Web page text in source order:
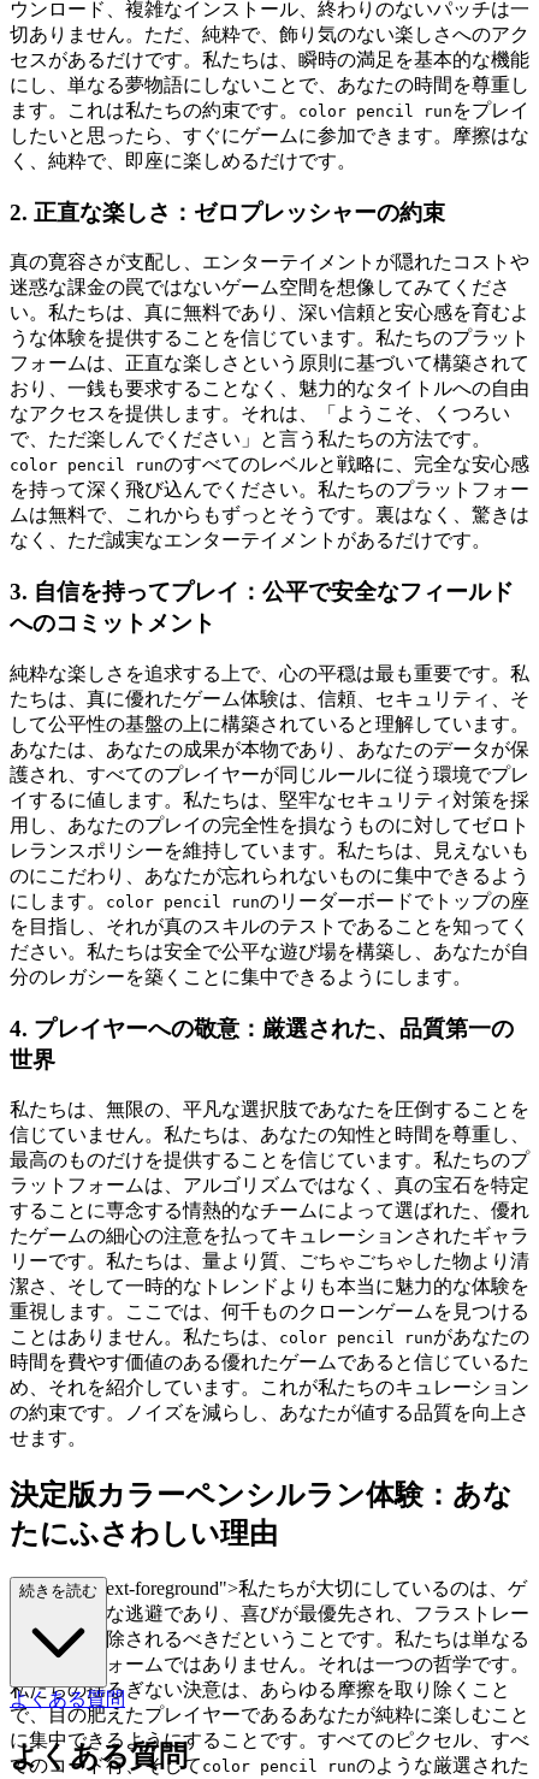
ウンロード、複雑なインストール、終わりのないパッチは一
切ありません。ただ、純粋で、飾り気のない楽しさへのアク
セスがあるだけです。私たちは、瞬時の満足を基本的な機能
にし、単なる夢物語にしないことで、あなたの時間を尊重し
ます。これは私たちの約束です。
color pencil run をプレイ
したいと思ったら、すぐにゲームに参加できます。摩擦はな
く、純粋で、即座に楽しめるだけです。
2. 正直な楽しさ：ゼロプレッシャーの約束
真の寛容さが支配し、エンターテイメントが隠れたコストや
迷惑な課金の罠ではないゲーム空間を想像してみてくださ
い。私たちは、真に無料であり、深い信頼と安心感を育むよ
うな体験を提供することを信じています。私たちのプラット
フォームは、正直な楽しさという原則に基づいて構築されて
おり、一銭も要求することなく、魅力的なタイトルへの自由
なアクセスを提供します。それは、「ようこそ、くつろい
で、ただ楽しんでください」と言う私たちの方法です。
color pencil runのすべてのレベルと戦略に、完全な安心感
を持って深く飛び込んでください。私たちのプラットフォー
ムは無料で、これからもずっとそうです。裏はなく、驚きは
なく、ただ誠実なエンターテイメントがあるだけです。
3. 自信を持ってプレイ：公平で安全なフィールド
へのコミットメント
純粋な楽しさを追求する上で、心の平穏は最も重要です。私
たちは、真に優れたゲーム体験は、信頼、セキュリティ、そ
して公平性の基盤の上に構築されていると理解しています。
あなたは、あなたの成果が本物であり、あなたのデータが保
護され、すべてのプレイヤーが同じルールに従う環境でプレ
イするに値します。私たちは、堅牢なセキュリティ対策を採
用し、あなたのプレイの完全性を損なうものに対してゼロト
レランスポリシーを維持しています。私たちは、見えないも
のにこだわり、あなたが忘れられないものに集中できるよう
にします。
color pencil runのリーダーボードでトップの座
を目指し、それが真のスキルのテストであることを知ってく
ださい。私たちは安全で公平な遊び場を構築し、あなたが自
分のレガシーを築くことに集中できるようにします。
4. プレイヤーへの敬意：厳選された、品質第一の
世界
私たちは、無限の、平凡な選択肢であなたを圧倒することを
信じていません。私たちは、あなたの知性と時間を尊重し、
最高のものだけを提供することを信じています。私たちのプ
ラットフォームは、アルゴリズムではなく、真の宝石を特定
することに専念する情熱的なチームによって選ばれた、優れ
たゲームの細心の注意を払ってキュレーションされたギャラ
リーです。私たちは、量より質、ごちゃごちゃした物より清
潔さ、そして一時的なトレンドよりも本当に魅力的な体験を
重視します。ここでは、何千ものクローンゲームを見つける
ことはありません。私たちは、
color pencil runがあなたの
時間を費やす価値のある優れたゲームであると信じているた
め、それを紹介しています。これが私たちのキュレーション
の約束です。ノイズを減らし、あなたが値する品質を向上さ
せます。
決定版カラーペンシルラン体験：あな
たにふさわしい理由
lass="mb-4 text-foreground">私たちが大切にしているのは、ゲ
ームは純粋な逃避であり、喜びが最優先され、フラストレー
ションが排除されるべきだということです。私たちは単なる
プラットフォームではありません。それは一つの哲学です。
私たちの揺るぎない決意は、あらゆる摩擦を取り除くこと
で、目の肥えたプレイヤーであるあなたが純粋に楽しむこと
に集中できるようにすることです。すべてのピクセル、すべ
てのコード行、そして color pencil runのような厳選された
続きを読む
よくある質問
よくある質問